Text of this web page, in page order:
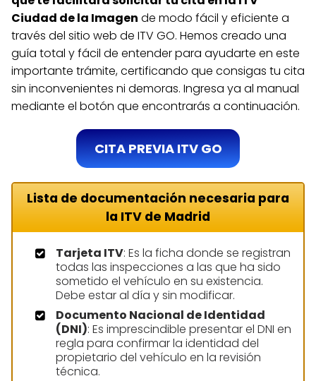
Ciudad de la Imagen de modo fácil y eficiente a
través del sitio web de ITV GO. Hemos creado una
guía total y fácil de entender para ayudarte en este
importante trámite, certificando que consigas tu cita
sin inconvenientes ni demoras. Ingresa ya al manual
mediante el botón que encontrarás a continuación.
CITA PREVIA ITV GO
Lista de documentación necesaria para
la ITV de Madrid
Tarjeta ITV: Es la ficha donde se registran
todas las inspecciones a las que ha sido
sometido el vehículo en su existencia.
Debe estar al día y sin modificar.
Documento Nacional de Identidad
(DNI): Es imprescindible presentar el DNI en
regla para confirmar la identidad del
propietario del vehículo en la revisión
técnica.